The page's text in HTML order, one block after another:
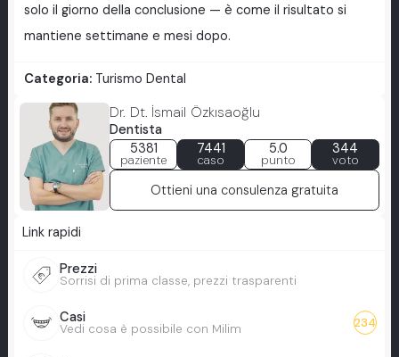
solo il giorno della conclusione — è come il risultato si
mantiene settimane e mesi dopo.
Categoria: Turismo Dental
Dr. Dt. İsmail Özkısaoğlu
Dentista
5381
paziente
7441
caso
5.0
punto
344
voto
Ottieni una consulenza gratuita
Link rapidi
Prezzi
Sorrisi di prima classe, prezzi trasparenti
Casi
Vedi cosa è possibile con Milim 234